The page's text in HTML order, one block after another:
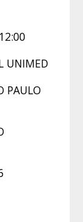
UNIMED
PAULO